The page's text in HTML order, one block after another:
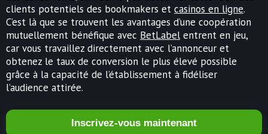
clients potentiels des bookmakers et casinos en ligne.
C’est là que se trouvent les avantages d’une coopération
mutuellement bénéfique avec BetLabel entrent en jeu,
car vous travaillez directement avec l’annonceur et
obtenez le taux de conversion le plus élevé possible
grâce à la capacité de l’établissement à fidéliser
l’audience attirée.
Inscrivez-vous maintenant